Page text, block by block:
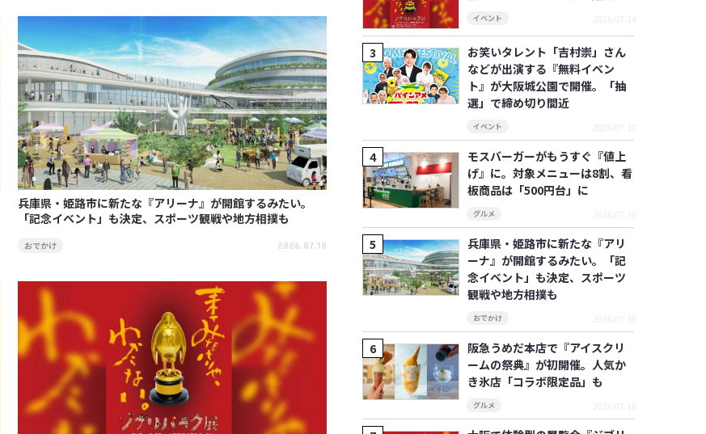
兵庫県・姫路市に新たな『アリーナ』が開館するみたい。
「記念イベント」も決定、スポーツ観戦や地方相撲も
おでかけ 2026.07.10
イベント 2026.07.14
お笑いタレント「吉村崇」さん
などが出演する『無料イベン
ト』が大阪城公園で開催。「抽
選」で締め切り間近
イベント 2026.07.17
モスバーガーがもうすぐ『値上
げ』に。対象メニューは8割、看
板商品は「500円台」に
グルメ 2026.07.13
兵庫県・姫路市に新たな『アリ
ーナ』が開館するみたい。「記
念イベント」も決定、スポーツ
観戦や地方相撲も
おでかけ 2026.07.10
阪急うめだ本店で『アイスクリ
ームの祭典』が初開催。人気か
き氷店「コラボ限定品」も
グルメ 2026.07.16